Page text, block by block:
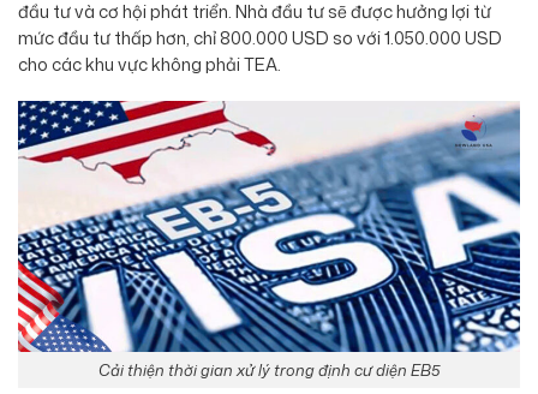
đầu tư và cơ hội phát triển. Nhà đầu tư sẽ được hưởng lợi từ
mức đầu tư thấp hơn, chỉ 800.000 USD so với 1.050.000 USD
cho các khu vực không phải TEA.
Cải thiện thời gian xử lý trong định cư diện EB5